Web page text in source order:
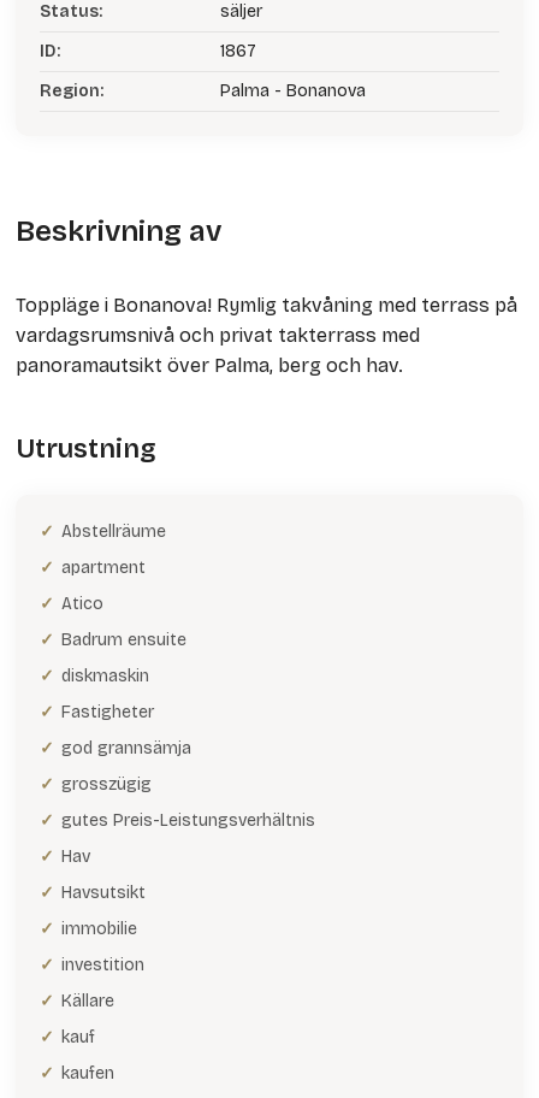
Status:
säljer
ID:
1867
Region:
Palma - Bonanova
Beskrivning av
Toppläge i Bonanova! Rymlig takvåning med terrass på
vardagsrumsnivå och privat takterrass med
panoramautsikt över Palma, berg och hav.
Utrustning
Abstellräume
apartment
Atico
Badrum ensuite
diskmaskin
Fastigheter
god grannsämja
grosszügig
gutes Preis-Leistungsverhältnis
Hav
Havsutsikt
immobilie
investition
Källare
kauf
kaufen